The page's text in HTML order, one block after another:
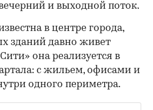
и выходной поток.
в центре города,
зданий давно живет
она реализуется в
с жильем, офисами и
одного периметра.